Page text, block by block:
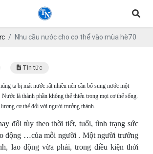
Nhu cầu nước cho cơ thể vào mùa hè70
Tin tức
ta bị mất nước rất nhiều nên cần bổ sung nước một
Nước là thành phần không thể thiếu trong mọi cơ thể sống.
cơ thể đối với người trưởng thành.
đổi tùy theo thời tiết, tuổi, tình trạng sức
động …của mỗi người . Một người trưởng
lao động vừa phải, trong điều kiện thời